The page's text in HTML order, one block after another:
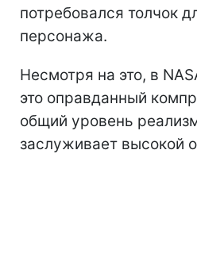
потребовался толчок
персонажа.
Несмотря на это, в
это оправданный
общий уровень
заслуживает высокой